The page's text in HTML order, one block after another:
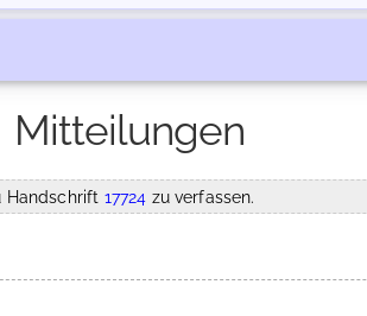
Mitteilungen
Handschrift 17724 zu verfassen.